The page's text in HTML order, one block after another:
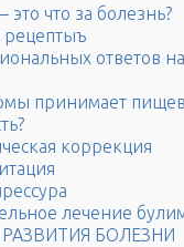
что за болезнь?
ответов
принимает
коррекция
лечение
БОЛЕЗНИ